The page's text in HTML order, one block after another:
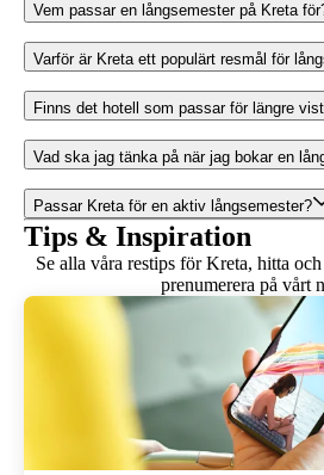
Vem passar en långsemester på Kreta
Varför är Kreta ett populärt resmål för
Finns det hotell som passar för längre
Vad ska jag tänka på när jag bokar en
Passar Kreta för en aktiv långsemester?
Tips & Inspiration
Se alla våra restips för Kreta, hitta
prenumerera på vårt